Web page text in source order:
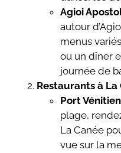
Agioi
autour
menus
ou un dîner
journée de
Restaurants à La
Port Vénitien
plage,
La Canée
vue sur la